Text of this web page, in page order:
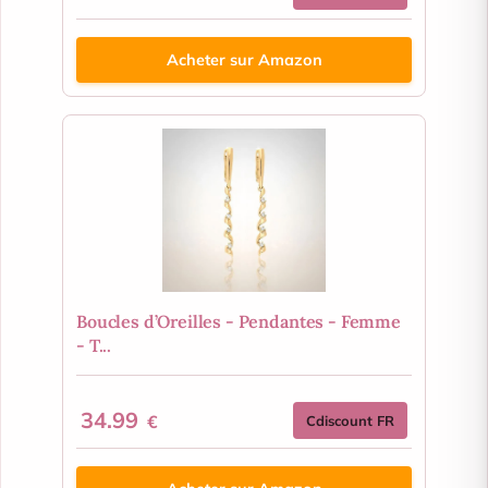
Acheter sur Amazon
Boucles d’Oreilles - Pendantes - Femme
- T...
34.99 € Cdiscount FR